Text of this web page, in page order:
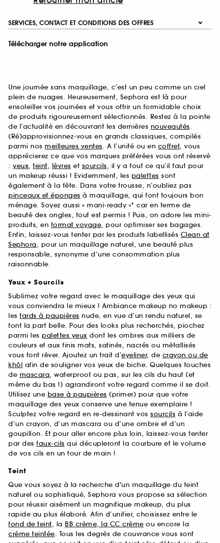
SERVICES, CONTACT ET CONDITIONS DES OFFRES
Télécharger notre application
Une journée sans maquillage, c’est un peu comme un ciel
plein de nuages. Heureusement, Sephora est là pour
ensoleiller vos journées et vous offrir un formidable choix
de produits rigoureusement sélectionnés. Restez à la pointe
de l’actualité en découvrant les dernières nouveautés.
(Ré)approvisionnez-vous en grands classiques, compilés
parmi nos meilleures ventes. A l’unité ou en coffret, vous
apprécierez ce que vos marques préférées vous ont réservé
: yeux, teint, lèvres et sourcils, il y a tout ce qu’il faut pour
un makeup réussi ! Evidemment, les palettes sont
également à la fête. Dans votre trousse, n’oubliez pas
pinceaux et éponges à maquillage, qui font toujours bon
ménage. Soyez aussi « mani-ready »* car en terme de
beauté des ongles, tout est permis ! Puis, on adore les mini-
produits, en format voyage, pour optimiser ses bagages.
Enfin, laissez-vous tenter par les produits labellisés Clean at
Sephora, pour un maquillage naturel, une beauté plus
responsable, synonyme d’une consommation plus
raisonnable.
Yeux + Sourcils
Sublimez votre regard avec le maquillage des yeux qui
vous conviendra le mieux ! Ambiance makeup no makeup :
les fards à paupières nude, en vue d’un rendu naturel, se
font la part belle. Pour des looks plus recherchés, piochez
parmi les palettes yeux dont les ombres aux milliers de
couleurs et aux finis mats, satinés, nacrés ou métallisés
vous font rêver. Ajoutez un trait d’eyeliner, de crayon ou de
khôl afin de souligner vos yeux de biche. Quelques touches
de mascara, waterproof ou pas, sur les cils du haut (et
même du bas !) agrandiront votre regard comme il se doit.
Utilisez une base à paupières (primer) pour que votre
maquillage des yeux conserve une tenue exemplaire !
Sculptez votre regard en re-dessinant vos sourcils à l’aide
d’un crayon, d’un mascara ou d’une ombre et d’un
goupillon. Et pour aller encore plus loin, laissez-vous tenter
par des faux-cils qui décupleront la courbure et le volume
de vos cils en un tour de main !
Teint
Que vous soyez à la recherche d'un maquillage du teint
naturel ou sophistiqué, Sephora vous propose sa sélection
pour réussir aisément un magnifique makeup, du plus
rapide au plus élaboré. Afin d’unifier, choisissez entre le
fond de teint, la BB crème, la CC crème ou encore la
crème teintée. Tous les degrés de couvrance vous sont